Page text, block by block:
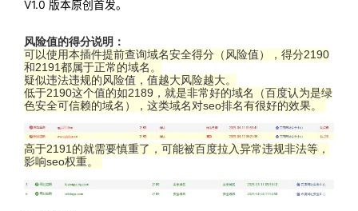
V1.0 版本原创首发。
风险值的得分说明：
可以使用本插件提前查询域名安全得分（风险值），得分2190
和2191都属于正常的域名。
疑似违法违规的风险值，值越大风险越大。
低于2190这个值的如2189，就是非常好的域名（百度认为是绿
色安全可信赖的域名），这类域名对seo排名有很好的效果。
高于2191的就需要慎重了，可能被百度拉入异常违规非法等，
影响seo权重。